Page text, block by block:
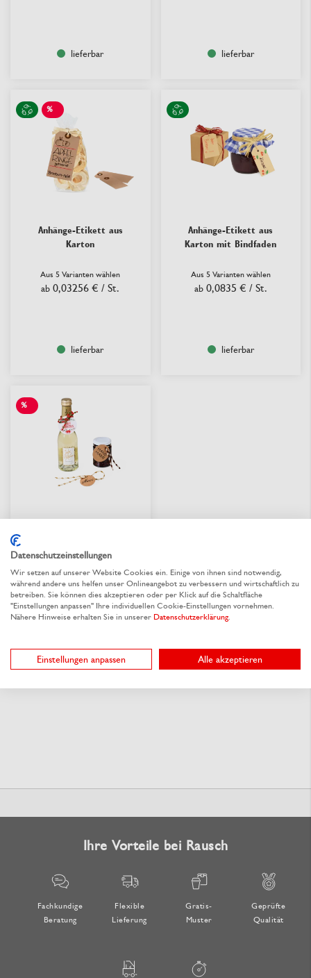
lieferbar lieferbar
%
Anhänge-Etikett aus
Karton
Aus 5 Varianten wählen
ab 0,03256 € / St.
lieferbar
Anhänge-Etikett aus
Karton mit Bindfaden
Aus 5 Varianten wählen
ab 0,0835 € / St.
lieferbar
%
Verschluss-Kordel
Aus 3 Varianten wählen
ab 0,228 € / St.
Ihre Vorteile bei Rausch
Fachkundige
Beratung
Flexible
Lieferung
Gratis-
Muster
Geprüfte
Qualität
Datenschutzeinstellungen
Wir setzen auf unserer Website Cookies ein. Einige von ihnen sind notwendig,
während andere uns helfen unser Onlineangebot zu verbessern und wirtschaftlich zu
betreiben. Sie können dies akzeptieren oder per Klick auf die Schaltfläche
"Einstellungen anpassen" Ihre individuellen Cookie-Einstellungen vornehmen.
Nähere Hinweise erhalten Sie in unserer Datenschutzerklärung
Einstellungen anpassen Alle akzeptieren